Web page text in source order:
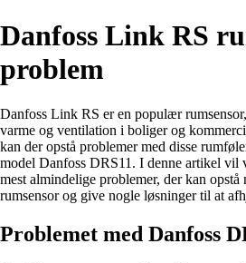
Danfoss Link RS
problem
Danfoss Link RS er en populær
varme og ventilation i boliger og
kan der opstå problemer med disse
model Danfoss DRS11. I denne artikel vil
mest almindelige problemer, der kan
rumsensor og give nogle løsninger til at
Problemet med Danfoss